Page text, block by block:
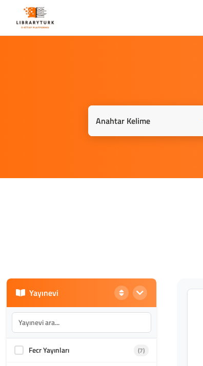
Yayınevi
Fecr Yayınları (7)